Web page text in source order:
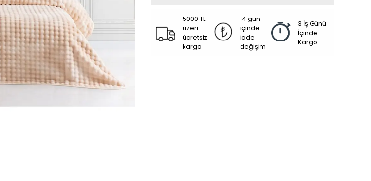
5000 TL
üzeri
ücretsiz
kargo
14 gün
içinde
iade
değişim
3 İş Günü
İçinde
Kargo